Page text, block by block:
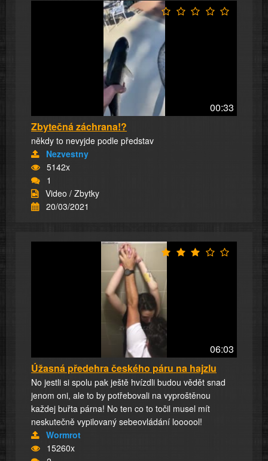
00:33
Zbytečná záchrana!?
někdy to nevyjde podle představ
Nezvestny
5142x
1
Video / Zbytky
20/03/2021
06:03
Úžasná předehra českého páru na hajzlu
No jestli si spolu pak ještě hvízdli budou vědět snad
jenom oni, ale to by potřebovali na vyproštěnou
každej buřta párna! No ten co to točil musel mít
neskutečně vypilovaný sebeovládání loooool!
Wormrot
15260x